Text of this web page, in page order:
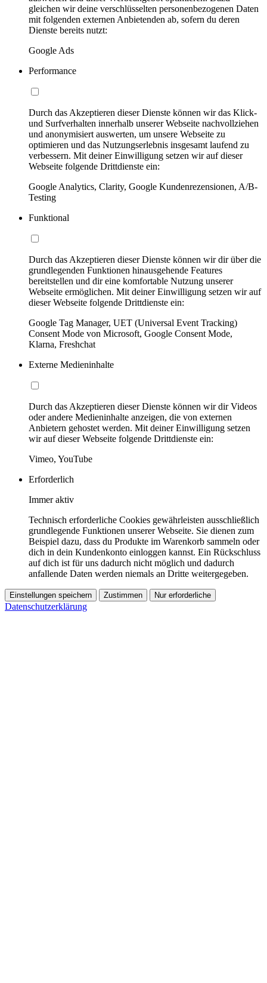
gleichen wir deine verschlüsselten personenbezogenen Daten
mit folgenden externen Anbietenden ab, sofern du deren
Dienste bereits nutzt:
Google Ads
Performance
Durch das Akzeptieren dieser Dienste können wir das Klick-
und Surfverhalten innerhalb unserer Webseite nachvollziehen
und anonymisiert auswerten, um unsere Webseite zu
optimieren und das Nutzungserlebnis insgesamt laufend zu
verbessern. Mit deiner Einwilligung setzen wir auf dieser
Webseite folgende Drittdienste ein:
Google Analytics, Clarity, Google Kundenrezensionen, A/B-
Testing
Funktional
Durch das Akzeptieren dieser Dienste können wir dir über die
grundlegenden Funktionen hinausgehende Features
bereitstellen und dir eine komfortable Nutzung unserer
Webseite ermöglichen. Mit deiner Einwilligung setzen wir auf
dieser Webseite folgende Drittdienste ein:
Google Tag Manager, UET (Universal Event Tracking)
Consent Mode von Microsoft, Google Consent Mode,
Klarna, Freshchat
Externe Medieninhalte
Durch das Akzeptieren dieser Dienste können wir dir Videos
oder andere Medieninhalte anzeigen, die von externen
Anbietern gehostet werden. Mit deiner Einwilligung setzen
wir auf dieser Webseite folgende Drittdienste ein:
Vimeo, YouTube
Erforderlich
Immer aktiv
Technisch erforderliche Cookies gewährleisten ausschließlich
grundlegende Funktionen unserer Webseite. Sie dienen zum
Beispiel dazu, dass du Produkte im Warenkorb sammeln oder
dich in dein Kundenkonto einloggen kannst. Ein Rückschluss
auf dich ist für uns dadurch nicht möglich und dadurch
anfallende Daten werden niemals an Dritte weitergegeben.
Einstellungen speichern Zustimmen Nur erforderliche
Datenschutzerklärung